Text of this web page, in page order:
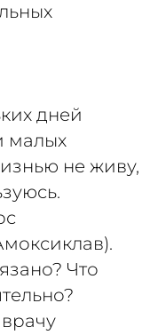
дней
малых
не живу,
Что